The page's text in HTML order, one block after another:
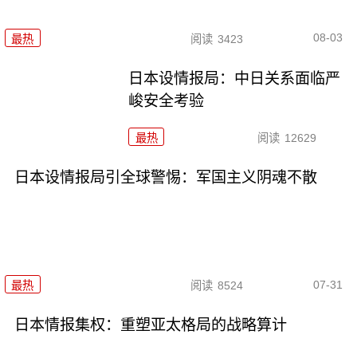
最热 阅读 3423 08-03
日本设情报局：中日关系面临严
峻安全考验
最热 阅读 12629
日本设情报局引全球警惕：军国主义阴魂不散
最热 阅读 8524 07-31
日本情报集权：重塑亚太格局的战略算计